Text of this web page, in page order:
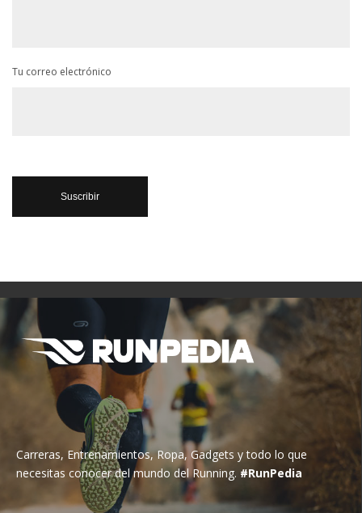
Tu correo electrónico
Carreras, Entrenamientos, Ropa, Gadgets y todo lo que
necesitas conocer del mundo del Running. #RunPedia